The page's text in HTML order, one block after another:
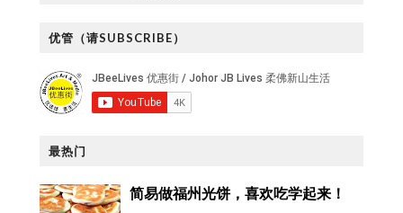
优管（请SUBSCRIBE）
最热门
简易做福州光饼，喜欢吃学起来！